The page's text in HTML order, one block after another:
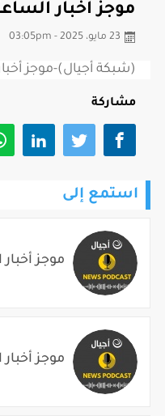
موجز أخبار الساعة 3 م 2025/
23 مايو، 2025 - 03:05pm
(شبكة أجيال)-موجز أخبار الساعة
مشاركة
استمع إلى
موجز أخبار الساعة
موجز أخبار الساعة 11